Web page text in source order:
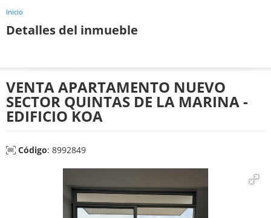
Inicio
Detalles del inmueble
VENTA APARTAMENTO NUEVO
SECTOR QUINTAS DE LA MARINA -
EDIFICIO KOA
Código: 8992849